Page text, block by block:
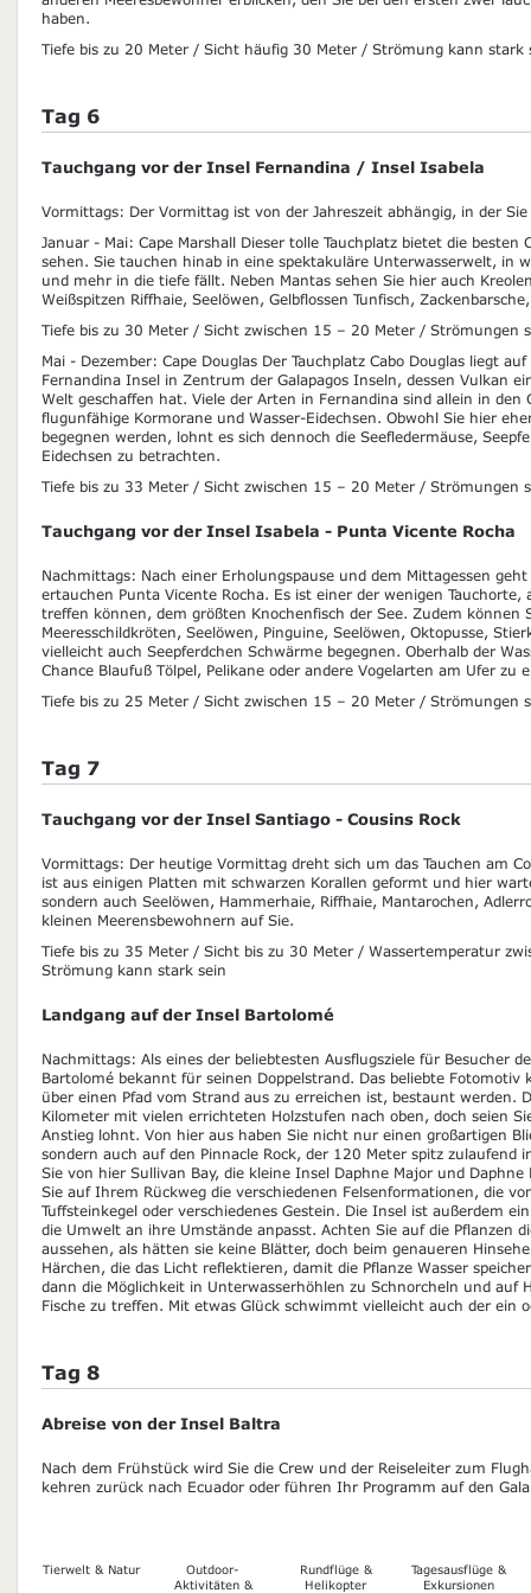
haben.
Tiefe bis zu 20 Meter / Sicht häufig 30 Meter / Strömung kann stark
Tag 6
Tauchgang vor der Insel Fernandina / Insel Isabela
Vormittags: Der Vormittag ist von der Jahreszeit abhängig, in der Sie
Januar - Mai: Cape Marshall Dieser tolle Tauchplatz bietet die besten
sehen. Sie tauchen hinab in eine spektakuläre Unterwasserwelt, in
und mehr in die tiefe fällt. Neben Mantas sehen Sie hier auch
Weißspitzen Riffhaie, Seelöwen, Gelbflossen Tunfisch,
Tiefe bis zu 30 Meter / Sicht zwischen 15 – 20 Meter / Strömungen
Mai - Dezember: Cape Douglas Der Tauchplatz Cabo Douglas liegt
Fernandina Insel in Zentrum der Galapagos Inseln, dessen Vulkan
Welt geschaffen hat. Viele der Arten in Fernandina sind allein in den
flugunfähige Kormorane und Wasser-Eidechsen. Obwohl Sie hier
begegnen werden, lohnt es sich dennoch die Seefledermäuse,
Eidechsen zu betrachten.
Tiefe bis zu 33 Meter / Sicht zwischen 15 – 20 Meter / Strömungen
Tauchgang vor der Insel Isabela - Punta Vicente Rocha
Nachmittags: Nach einer Erholungspause und dem Mittagessen
ertauchen Punta Vicente Rocha. Es ist einer der wenigen Tauchorte,
treffen können, dem größten Knochenfisch der See. Zudem können
Meeresschildkröten, Seelöwen, Pinguine, Seelöwen, Oktopusse,
vielleicht auch Seepferdchen Schwärme begegnen. Oberhalb der
Chance Blaufuß Tölpel, Pelikane oder andere Vogelarten am Ufer zu
Tiefe bis zu 25 Meter / Sicht zwischen 15 – 20 Meter / Strömungen
Tag 7
Tauchgang vor der Insel Santiago - Cousins Rock
Vormittags: Der heutige Vormittag dreht sich um das Tauchen am
ist aus einigen Platten mit schwarzen Korallen geformt und hier
sondern auch Seelöwen, Hammerhaie, Riffhaie, Mantarochen,
kleinen Meerensbewohnern auf Sie.
Tiefe bis zu 35 Meter / Sicht bis zu 30 Meter / Wassertemperatur
Strömung kann stark sein
Landgang auf der Insel Bartolomé
Nachmittags: Als eines der beliebtesten Ausflugsziele für Besucher
Bartolomé bekannt für seinen Doppelstrand. Das beliebte Fotomotiv
über einen Pfad vom Strand aus zu erreichen ist, bestaunt werden.
Kilometer mit vielen errichteten Holzstufen nach oben, doch seien
Anstieg lohnt. Von hier aus haben Sie nicht nur einen großartigen
sondern auch auf den Pinnacle Rock, der 120 Meter spitz zulaufend
Sie von hier Sullivan Bay, die kleine Insel Daphne Major und Daphne
Sie auf Ihrem Rückweg die verschiedenen Felsenformationen, die
Tuffsteinkegel oder verschiedenes Gestein. Die Insel ist außerdem
die Umwelt an ihre Umstände anpasst. Achten Sie auf die Pflanzen
aussehen, als hätten sie keine Blätter, doch beim genaueren
Härchen, die das Licht reflektieren, damit die Pflanze Wasser
dann die Möglichkeit in Unterwasserhöhlen zu Schnorcheln und auf
Fische zu treffen. Mit etwas Glück schwimmt vielleicht auch der ein
Tag 8
Abreise von der Insel Baltra
Nach dem Frühstück wird Sie die Crew und der Reiseleiter zum
kehren zurück nach Ecuador oder führen Ihr Programm auf den
Tierwelt & Natur
Outdoor-
Aktivitäten &
Rundflüge &
Helikopter
Tagesausflüge &
Exkursionen